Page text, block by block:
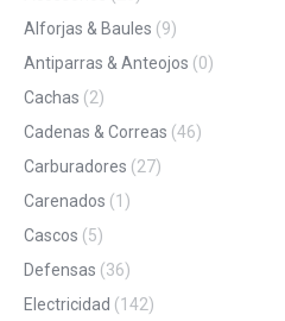
Alforjas & Baules (9)
Antiparras & Anteojos (0)
Cachas (2)
Cadenas & Correas (46)
Carburadores (27)
Carenados (1)
Cascos (5)
Defensas (36)
Electricidad (142)